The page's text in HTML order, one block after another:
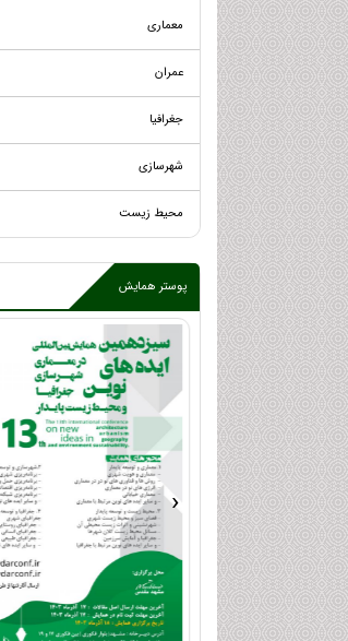
معماری
عمران
جغرافیا
شهرسازی
محیط زیست
پوستر همایش
‹